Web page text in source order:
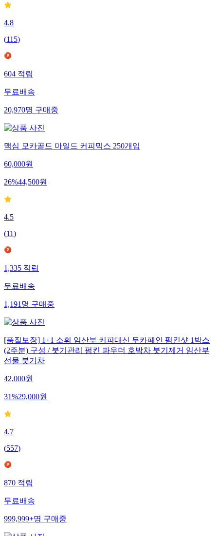
4.8
(115)
604적립
무료배송
20,970명구매중
맥심 모카골드 마일드 커피믹스 250개입
60,000원
26%44,500원
4.5
(11)
1,335적립
무료배송
1,191명구매중
[품질보장] 1+1 소휘 임산부 커피대신 무카페인 펌킨샷 1박스
(2주분) 구성 / 붓기관리 펌킨 파우더 호박차 붓기제거 임산부
선물 붓기차
42,000원
31%29,000원
4.7
(557)
870적립
무료배송
999,999+명구매중